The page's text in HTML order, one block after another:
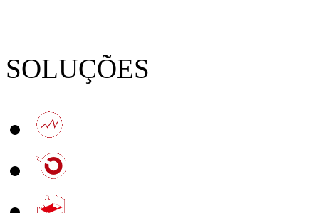
SOLUÇÕES